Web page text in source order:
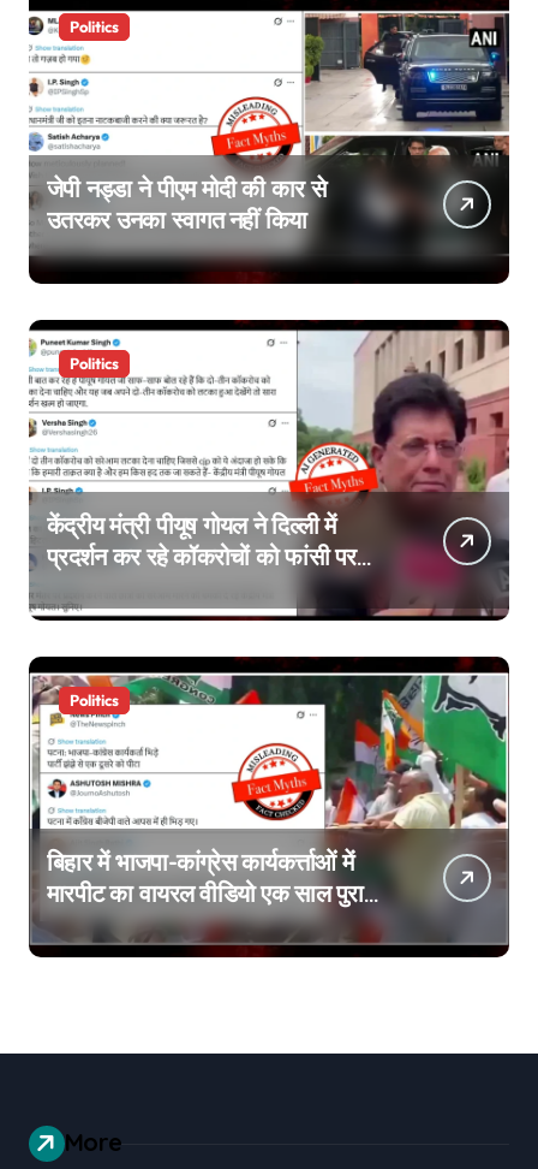
Politics
जेपी नड्डा ने पीएम मोदी की कार से
उतरकर उनका स्वागत नहीं किया
Politics
केंद्रीय मंत्री पीयूष गोयल ने दिल्ली में
प्रदर्शन कर रहे कॉकरोचों को फांसी पर
लटकाने की बात नहीं की, वायरल वीडियो
AI जेनरेटेड है
Politics
बिहार में भाजपा-कांग्रेस कार्यकर्त्ताओं में
मारपीट का वायरल वीडियो एक साल पुराना
है
More